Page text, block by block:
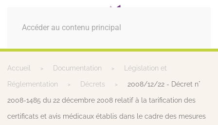
Accéder au contenu principal
MENU
Accueil Documentation Législation et
Réglementation Décrets 2008/12/22 - Décret n°
2008-1485 du 22 décembre 2008 relatif à la tarification des
certificats et avis médicaux établis dans le cadre des mesures